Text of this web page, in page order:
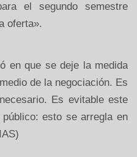
el segundo semestre
oferta».
en que se deje la medida
de la negociación. Es
Es evitable este
esto se arregla en